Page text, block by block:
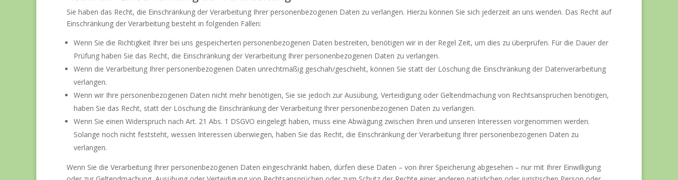
Sie haben das Recht, die Einschränkung der Verarbeitung Ihrer personenbezogenen Daten zu verlangen. Hierzu können Sie sich jederzeit an uns wenden. Das Recht auf
Einschränkung der Verarbeitung besteht in folgenden Fällen:
Wenn Sie die Richtigkeit Ihrer bei uns gespeicherten personenbezogenen Daten bestreiten, benötigen wir in der Regel Zeit, um dies zu überprüfen. Für die Dauer der
Prüfung haben Sie das Recht, die Einschränkung der Verarbeitung Ihrer personenbezogenen Daten zu verlangen.
Wenn die Verarbeitung Ihrer personenbezogenen Daten unrechtmäßig geschah/geschieht, können Sie statt der Löschung die Einschränkung der Datenverarbeitung
verlangen.
Wenn wir Ihre personenbezogenen Daten nicht mehr benötigen, Sie sie jedoch zur Ausübung, Verteidigung oder Geltendmachung von Rechtsansprüchen benötigen,
haben Sie das Recht, statt der Löschung die Einschränkung der Verarbeitung Ihrer personenbezogenen Daten zu verlangen.
Wenn Sie einen Widerspruch nach Art. 21 Abs. 1 DSGVO eingelegt haben, muss eine Abwägung zwischen Ihren und unseren Interessen vorgenommen werden.
Solange noch nicht feststeht, wessen Interessen überwiegen, haben Sie das Recht, die Einschränkung der Verarbeitung Ihrer personenbezogenen Daten zu
verlangen.
Wenn Sie die Verarbeitung Ihrer personenbezogenen Daten eingeschränkt haben, dürfen diese Daten – von ihrer Speicherung abgesehen – nur mit Ihrer Einwilligung